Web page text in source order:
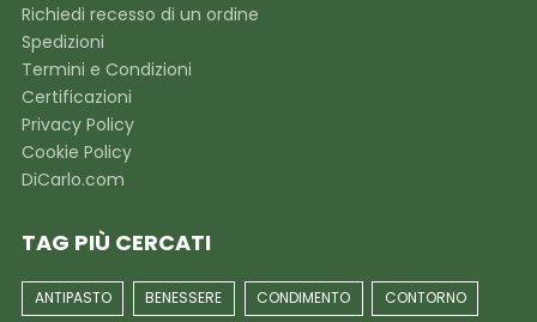
Richiedi recesso di un ordine
Spedizioni
Termini e Condizioni
Certificazioni
Privacy Policy
Cookie Policy
DiCarlo.com
TAG PIÙ CERCATI
ANTIPASTO BENESSERE CONDIMENTO CONTORNO